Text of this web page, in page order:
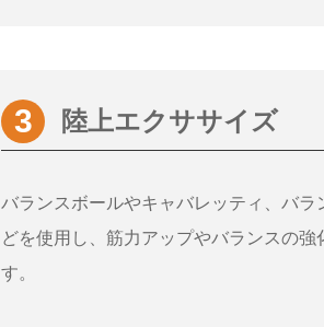
陸上エクササイズ
バランスボールやキャバレッティ、バラ
どを使用し、筋力アップやバランスの強
す。